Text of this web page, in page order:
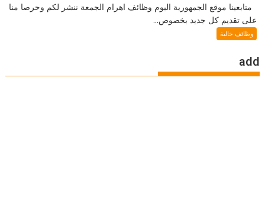
متابعينا موقع الجمهورية اليوم وظائف اهرام الجمعة ننشر لكم وحرصا منا
على تقديم كل جديد بخصوص...
وظائف خالية
add